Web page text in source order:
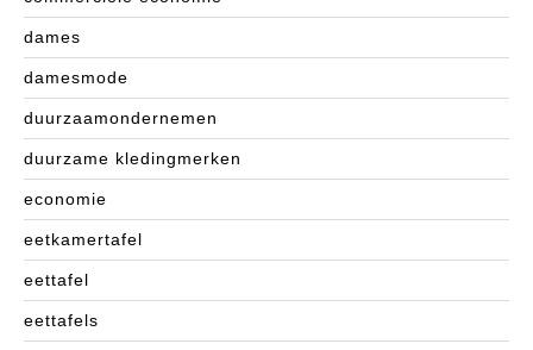
dames
damesmode
duurzaamondernemen
duurzame kledingmerken
economie
eetkamertafel
eettafel
eettafels